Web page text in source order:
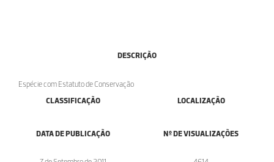
DESCRIÇÃO
Espécie com Estatuto de Conservação
CLASSIFICAÇÃO
LOCALIZAÇÃO
DATA DE PUBLICAÇÃO Nº DE VISUALIZAÇÕES